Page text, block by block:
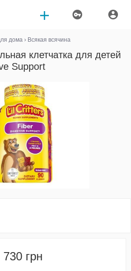
дома › Всякая всячина
клетчатка для детей
Support
730 грн